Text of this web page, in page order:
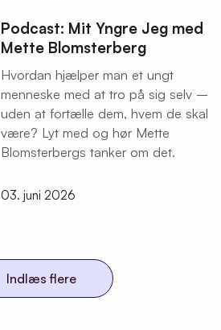
Podcast: Mit Yngre Jeg med
Mette Blomsterberg
Hvordan hjælper man et ungt
menneske med at tro på sig selv –
uden at fortælle dem, hvem de skal
være? Lyt med og hør Mette
Blomsterbergs tanker om det.
03. juni 2026
Indlæs flere